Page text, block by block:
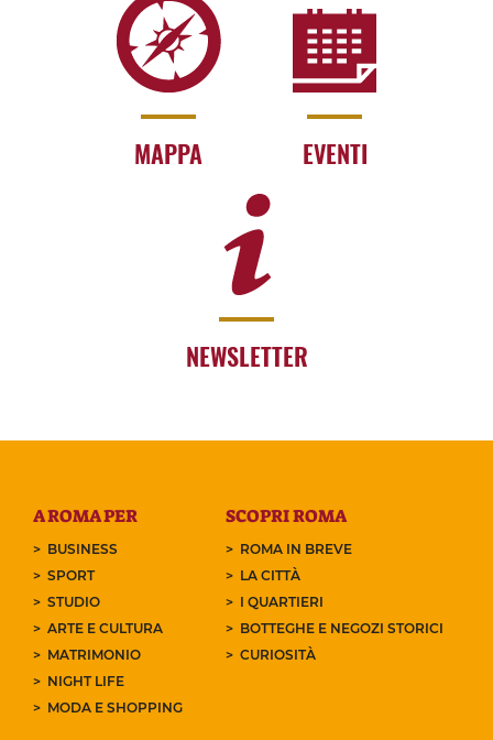
MAPPA EVENTI
NEWSLETTER
A ROMA PER
BUSINESS
SPORT
STUDIO
ARTE E CULTURA
MATRIMONIO
NIGHT LIFE
MODA E SHOPPING
SCOPRI ROMA
ROMA IN BREVE
LA CITTÀ
I QUARTIERI
BOTTEGHE E NEGOZI STORICI
CURIOSITÀ